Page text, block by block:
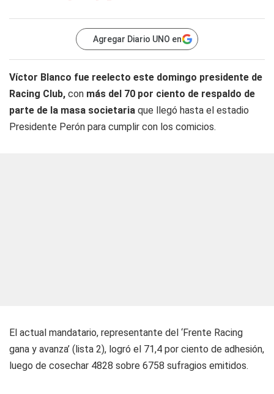
Agregar Diario UNO en
Víctor Blanco fue reelecto este domingo presidente de
Racing Club, con más del 70 por ciento de respaldo de
parte de la masa societaria que llegó hasta el estadio
Presidente Perón para cumplir con los comicios.
El actual mandatario, representante del ‘Frente Racing
gana y avanza’ (lista 2), logró el 71,4 por ciento de adhesión,
luego de cosechar 4828 sobre 6758 sufragios emitidos.